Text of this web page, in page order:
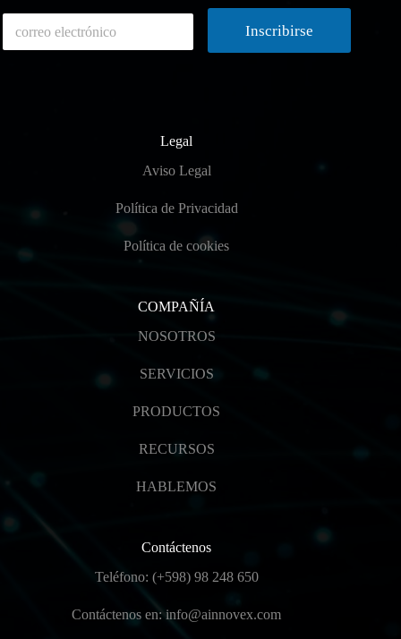
C
r
Inscribirse
Legal
Aviso Legal
Política de Privacidad
Política de cookies
COMPAÑÍA
NOSOTROS
SERVICIOS
PRODUCTOS
RECURSOS
HABLEMOS
Contáctenos
Teléfono: (+598) 98 248 650
Contáctenos en: info@ainnovex.com